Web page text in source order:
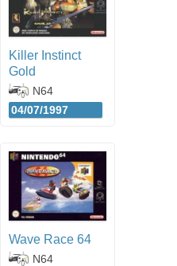
Killer Instinct
Gold
N64
04/07/1997
Wave Race 64
N64